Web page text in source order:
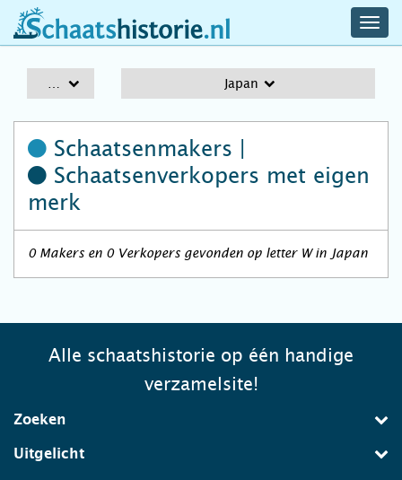
schaatshistorie.nl
Japan
Schaatsenmakers |
Schaatsenverkopers met eigen
merk
0 Makers en 0 Verkopers gevonden op letter W in Japan
Alle schaatshistorie op één handige
verzamelsite!
Zoeken
Uitgelicht